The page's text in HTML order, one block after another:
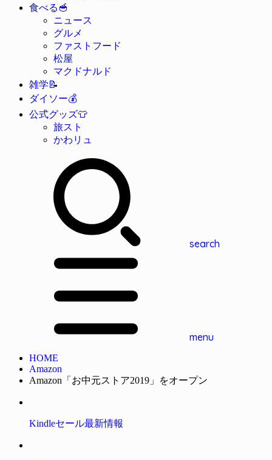
食べる 🥣
ニュース
グルメ
ファストフード
松屋
マクドナルド
雑学📝
ダイソー💰
公式グッズ👕
旅スト
かわリュ
search
menu
HOME
Amazon
Amazon「お中元ストア2019」をオープン
Kindleセール最新情報